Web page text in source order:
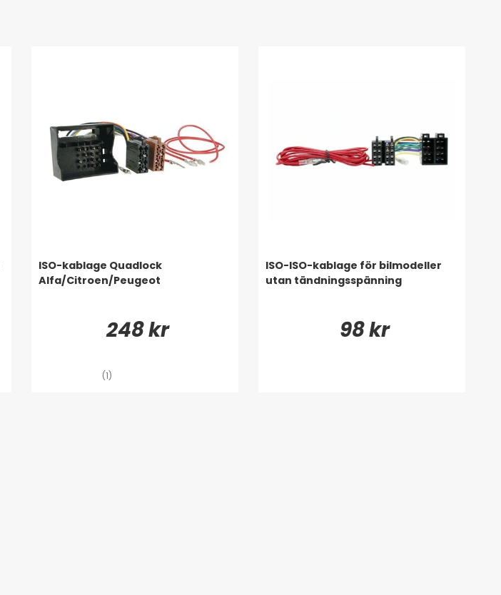
ISO-kablage Quadlock
Alfa/Citroen/Peugeot
248 kr
(1)
ISO-ISO-kablage för bilmodeller
utan tändningsspänning
98 kr